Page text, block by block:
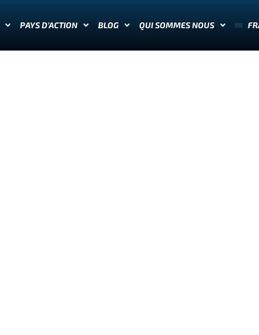
PAYS D’ACTION BLOG QUI SOMMES NOUS